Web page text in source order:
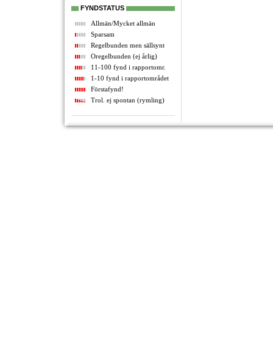
FYNDSTATUS
Allmän/Mycket allmän
Sparsam
Regelbunden men sällsynt
Oregelbunden (ej årlig)
11-100 fynd i rapportomr.
1-10 fynd i rapportområdet
Förstafynd!
Trol. ej spontan (rymling)